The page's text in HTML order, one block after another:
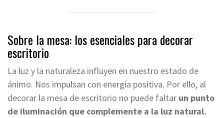
Sobre la mesa: los esenciales para decorar
escritorio
La luz y la naturaleza influyen en nuestro estado de
ánimo. Nos impulsan con energía positiva. Por ello, al
decorar la mesa de escritorio no puede faltar un punto
de iluminación que complemente a la luz natural.